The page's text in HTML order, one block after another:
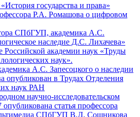
государства и права»
Р.А. Ромашова о цифровом
А.С. Запесоцкого о наследии
опубликован в Трудах Отделения
наук РАН